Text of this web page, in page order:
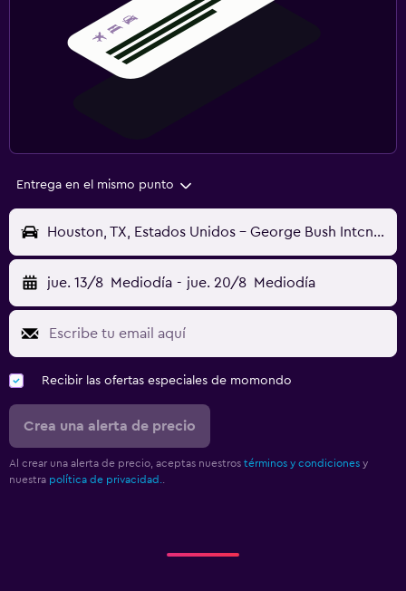
Entrega en el mismo punto
Houston, TX, Estados Unidos - George Bush Intcntl (IAH)
jue. 13/8 Mediodía - jue. 20/8 Mediodía
Recibir las ofertas especiales de momondo
Crea una alerta de precio
Al crear una alerta de precio, aceptas nuestros términos y condiciones y
nuestra política de privacidad..